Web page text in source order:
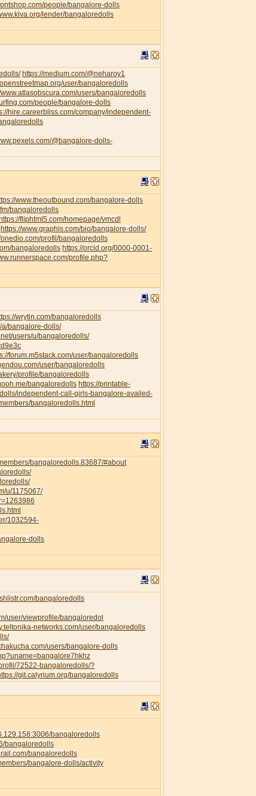
people/bangalore-dolls
lender/bangaloredolls
https://medium.com/@neharoy1
user/bangaloredolls
www.atlasobscura.com/users/bangaloredolls
people/bangalore-dolls
hire.careerbliss.com/company/independent-
@bangalore-dolls-
www.theoutbound.com/bangalore-dolls
bangaloredolls
https://fliphtml5.com/homepage/vmcdl
https://www.graphis.com/bio/bangalore-dolls/
onedio.com/profil/bangaloredolls
bangaloredolls https://orcid.org/0000-0001-
profile.php?
wrytin.com/bangaloredolls
a/bangalore-dolls/
users/u/bangaloredolls/
forum.m5stack.com/user/bangaloredolls
user/bangaloredolls
profile/bangaloredolls
bangaloredolls https://printable-
independent-call-girls-bangalore-availed-
bangaloredolls.html
bangaloredolls.83687/#about
u/1175067/
1032594-
dolls
bangaloredolls
user/viewprofile/bangaloredol
networks.com/user/bangaloredolls
users/bangalore-dolls
72522-bangaloredolls/?
git.calyrium.org/bangaloredolls
bangaloredolls
bangaloredolls
bangaloredolls
bangalore-dolls/activity